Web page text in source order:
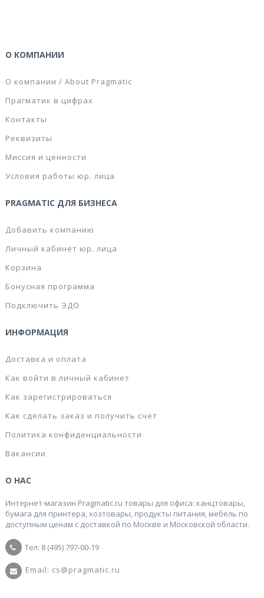
О КОМПАНИИ
О компании / About Pragmatic
Прагматик в цифрах
Контакты
Реквизиты
Миссия и ценности
Условия работы юр. лица
PRAGMATIC ДЛЯ БИЗНЕСА
Добавить компанию
Личный кабинет юр. лица
Корзина
Бонусная программа
Подключить ЭДО
ИНФОРМАЦИЯ
Доставка и оплата
Как войти в личный кабинет
Как зарегистрироваться
Как сделать заказ и получить счет
Политика конфиденциальности
Вакансии
О НАС
Интернет-магазин Pragmatic.ru товары для офиса: канцтовары,
бумага для принтера, хозтовары, продукты питания, мебель по
доступным ценам с доставкой по Москве и Московской области.
Тел: 8 (495) 797-00-19
Email: cs@pragmatic.ru